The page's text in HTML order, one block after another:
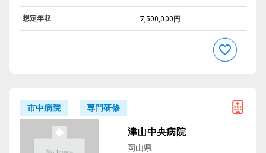
想定年収 7,500,000円
市中病院 専門研修
津山中央病院
岡山県